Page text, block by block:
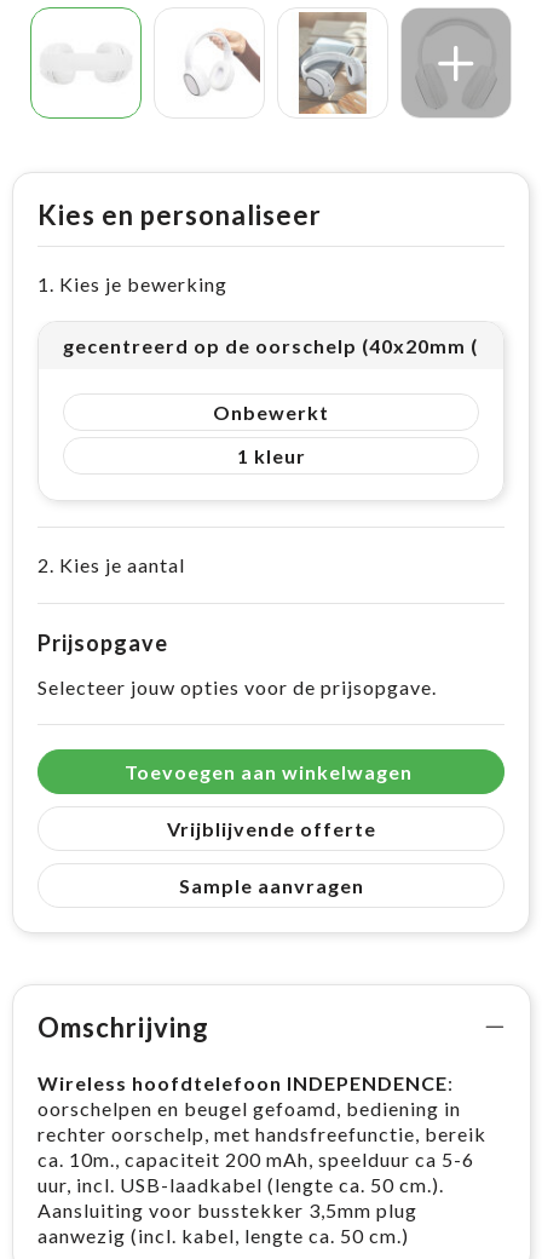
Kies en personaliseer
1. Kies je bewerking
gecentreerd op de oorschelp (40x20mm (8cm²))
Onbewerkt
1
2. Kies je aantal
Prijsopgave
Selecteer jouw opties voor de prijsopgave.
Toevoegen aan winkelwagen
Vrijblijvende offerte
Sample aanvragen
Omschrijving
Wireless hoofdtelefoon INDEPENDENCE:
oorschelpen en beugel gefoamd, bediening in
rechter oorschelp, met handsfreefunctie, bereik
ca. 10m., capaciteit 200 mAh, speelduur ca 5-6
uur, incl. USB-laadkabel (lengte ca. 50 cm.).
Aansluiting voor busstekker 3,5mm plug
aanwezig (incl. kabel, lengte ca. 50 cm.)